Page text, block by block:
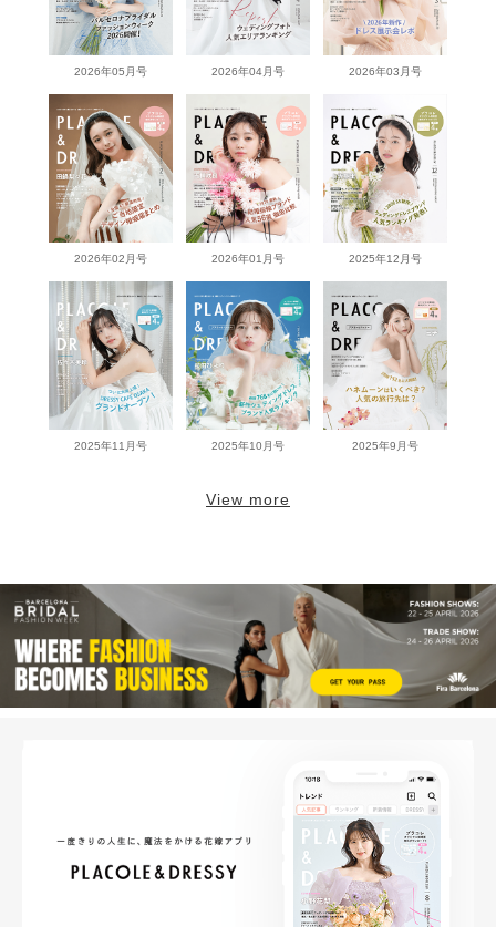
2026年05月号 2026年04月号 2026年03月号
2026年02月号 2026年01月号 2025年12月号
2025年11月号 2025年10月号 2025年9月号
View more